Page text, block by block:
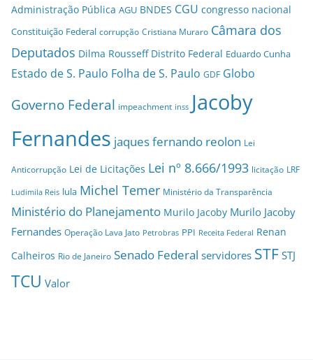
Administração Pública AGU BNDES CGU congresso nacional
Constituição Federal corrupção Cristiana Muraro Câmara dos
Deputados Dilma Rousseff Distrito Federal Eduardo Cunha
Estado de S. Paulo Folha de S. Paulo GDF Globo
Governo Federal impeachment inss Jacoby
Fernandes jaques fernando reolon Lei
Anticorrupção Lei de Licitações Lei nº 8.666/1993 licitação LRF
Ludimila Reis lula Michel Temer Ministério da Transparência
Ministério do Planejamento Murilo Jacoby Murilo Jacoby
Fernandes Operação Lava Jato Petrobras PPI Receita Federal Renan
Calheiros Rio de Janeiro Senado Federal servidores STF STJ
TCU Valor